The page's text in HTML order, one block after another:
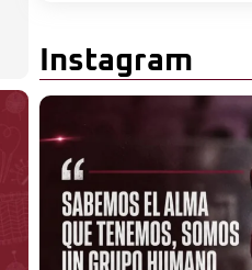
Instagram